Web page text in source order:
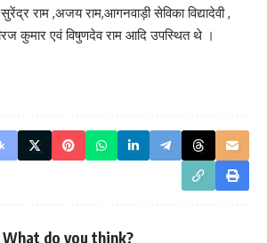
राम ,अजय राम,आगनवाड़ी सेविका विद्यादेवी ,
कुमार एवं विषुणदेव राम आदि उपस्थित थे ।
What do you think?